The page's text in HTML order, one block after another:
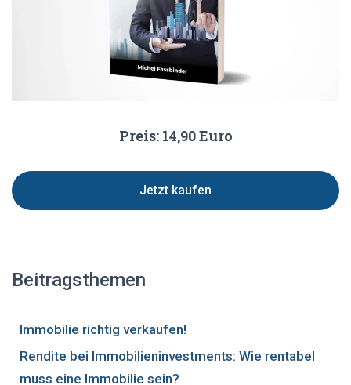
Preis: 14,90 Euro
Jetzt kaufen
Beitragsthemen
Immobilie richtig verkaufen!
Rendite bei Immobilieninvestments: Wie rentabel
muss eine Immobilie sein?